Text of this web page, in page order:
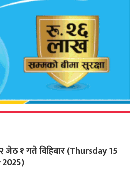
जेठ १ गते विहिबार (Thursday 15
2025)